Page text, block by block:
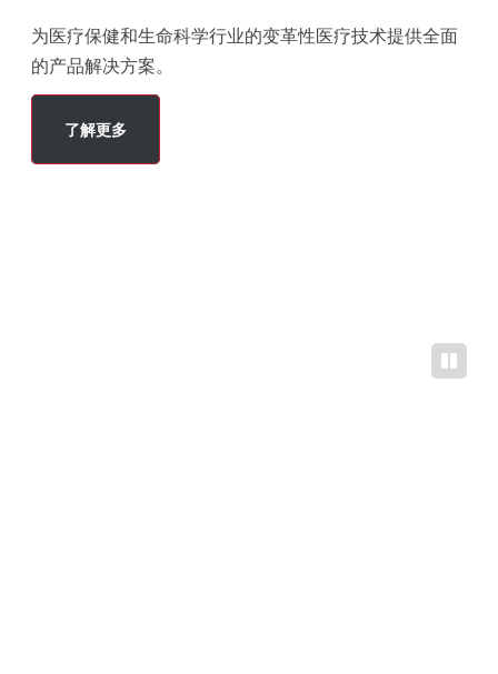
为医疗保健和生命科学行业的变革性医疗技术提供全面
的产品解决方案。
了解更多